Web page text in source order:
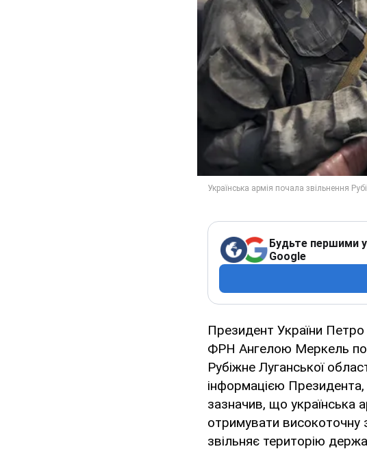
Будьте першими у
Google
Президент України
ФРН Ангелою Меркель
Рубіжне Луганської
інформацією Президента,
зазначив, що українська
отримувати високоточну
звільняє територію